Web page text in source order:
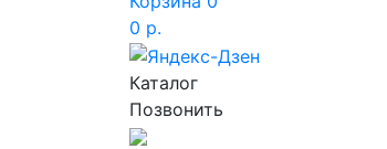
0 р.
Каталог
Позвонить